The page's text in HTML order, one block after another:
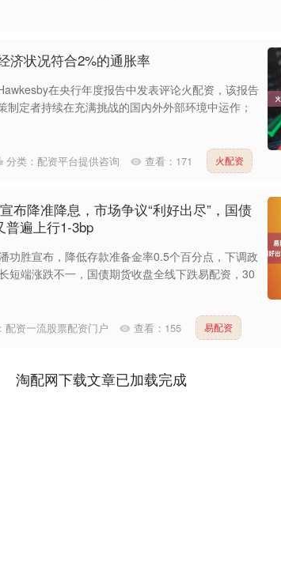
济状况符合2%的通胀率
在央行年度报告中发表评论火配资，该报告
制定者持续在充满挑战的国内外外部环境中运作；
分类： 配资平台提供咨询 查看： 171 火配资
布降准降息，市场争议“利好出尽”，国债
普遍上行1-3bp
功胜宣布，降低存款准备金率0.5个百分点，下调政
短端涨跌不一，国债期货收盘全线下跌易配资，30
配资一流股票配资门户 查看： 155 易配资
淘配网下载文章已加载完成
21.92 0.57% 深证成指 14110.12